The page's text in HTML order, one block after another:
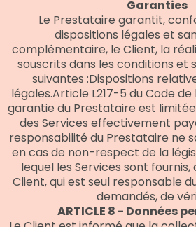
Garanties
Le Prestataire garantit,
dispositions légales et
complémentaire, le Client, la
souscrits dans les conditions et
suivantes :Dispositions
légales.Article L217-5 du Code
garantie du Prestataire est
des Services effectivement
responsabilité du Prestataire ne
en cas de non-respect de la
lequel les Services sont
Client, qui est seul responsable
demandés, de
ARTICLE 8 - Données